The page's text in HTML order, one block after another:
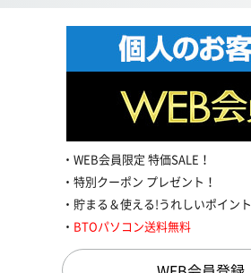
WEB会員限定 特価SALE！
特別クーポン プレゼント！
貯まる＆使える!うれしいポイント
BTOパソコン送料無料